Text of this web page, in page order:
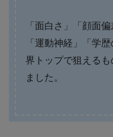
「面白さ」「顔面
「運動神経」「学
界トップで狙える
ました。